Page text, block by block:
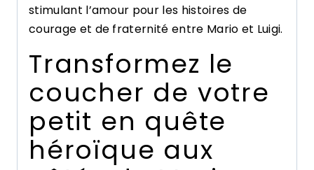
stimulant l’amour pour les histoires de
courage et de fraternité entre Mario et Luigi.
Transformez le
coucher de votre
petit en quête
héroïque aux